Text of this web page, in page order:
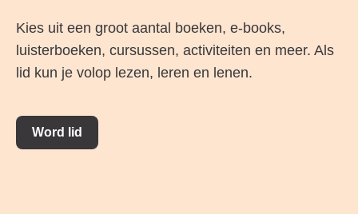
Kies uit een groot aantal boeken, e-books,
luisterboeken, cursussen, activiteiten en meer. Als
lid kun je volop lezen, leren en lenen.
Word lid